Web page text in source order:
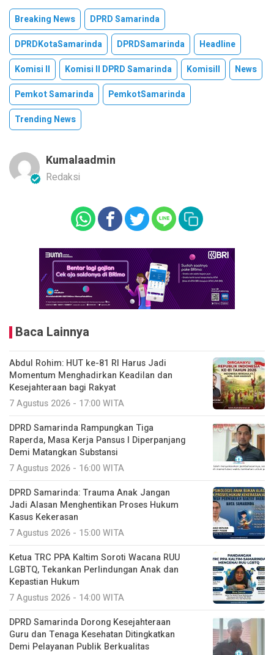
Breaking News
DPRD Samarinda
DPRDKotaSamarinda
DPRDSamarinda
Headline
Komisi II
Komisi II DPRD Samarinda KomisiII
News
Pemkot Samarinda
PemkotSamarinda
Trending News
Kumalaadmin
Redaksi
Baca Lainnya
Abdul Rohim: HUT ke-81 RI Harus Jadi
Momentum Menghadirkan Keadilan dan
Kesejahteraan bagi Rakyat
7 Agustus 2026 - 17:00 WITA
DPRD Samarinda Rampungkan Tiga
Raperda, Masa Kerja Pansus I Diperpanjang
Demi Matangkan Substansi
7 Agustus 2026 - 16:00 WITA
DPRD Samarinda: Trauma Anak Jangan
Jadi Alasan Menghentikan Proses Hukum
Kasus Kekerasan
7 Agustus 2026 - 15:00 WITA
Ketua TRC PPA Kaltim Soroti Wacana RUU
LGBTQ, Tekankan Perlindungan Anak dan
Kepastian Hukum
7 Agustus 2026 - 14:00 WITA
DPRD Samarinda Dorong Kesejahteraan
Guru dan Tenaga Kesehatan Ditingkatkan
Demi Pelayanan Publik Berkualitas